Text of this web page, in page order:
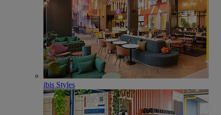
ibis Styles